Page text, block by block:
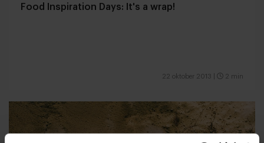
Food Inspiration Days: It's a wrap!
22 oktober 2013 2 min